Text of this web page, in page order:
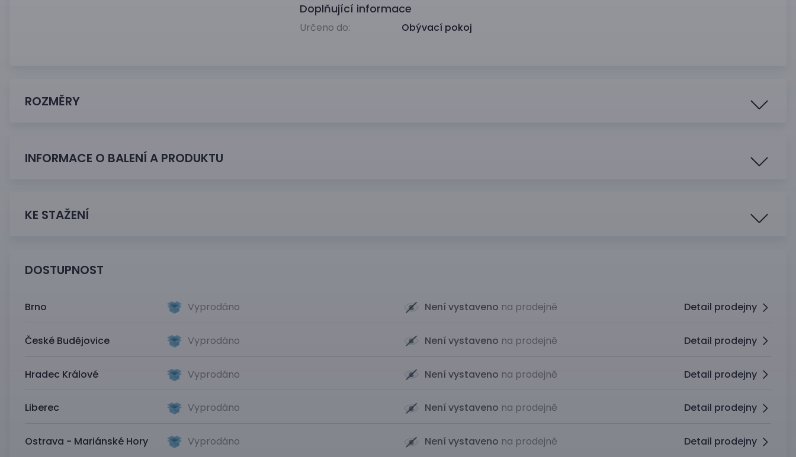
Doplňující informace
Určeno do: Obývací pokoj
ROZMĚRY
INFORMACE O BALENÍ A PRODUKTU
KE STAŽENÍ
DOSTUPNOST
Brno Vyprodáno Není vystaveno na prodejně Detail prodejny
České Budějovice Vyprodáno Není vystaveno na prodejně Detail prodejny
Hradec Králové Vyprodáno Není vystaveno na prodejně Detail prodejny
Liberec Vyprodáno Není vystaveno na prodejně Detail prodejny
Ostrava - Mariánské Hory Vyprodáno Není vystaveno na prodejně Detail prodejny